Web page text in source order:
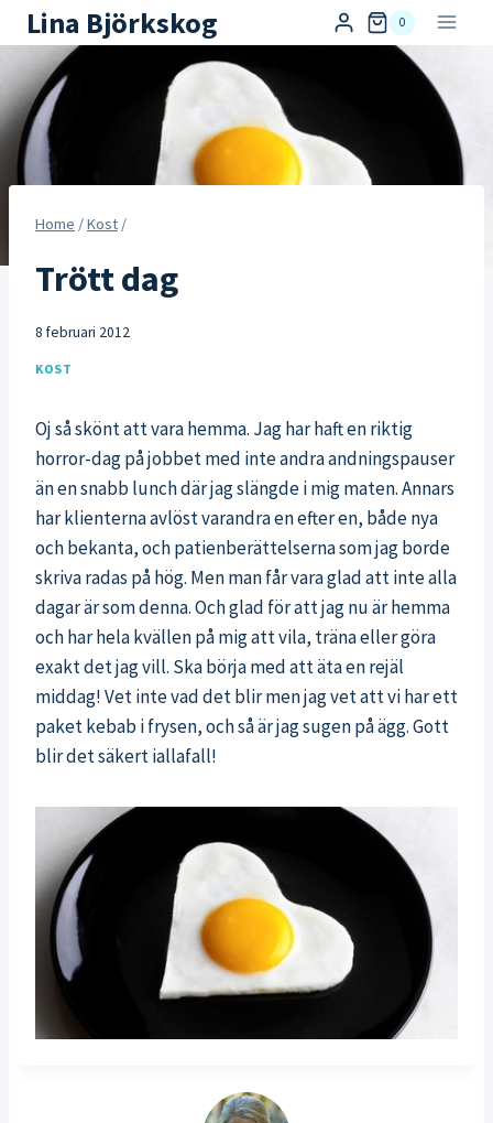
Skip
to
content
Lina Björkskog 0
Home /Kost /
Trött dag
8 februari 2012
KOST
Oj så skönt att vara hemma. Jag har haft en riktig
horror-dag på jobbet med inte andra andningspauser
än en snabb lunch där jag slängde i mig maten. Annars
har klienterna avlöst varandra en efter en, både nya
och bekanta, och patienberättelserna som jag borde
skriva radas på hög. Men man får vara glad att inte alla
dagar är som denna. Och glad för att jag nu är hemma
och har hela kvällen på mig att vila, träna eller göra
exakt det jag vill. Ska börja med att äta en rejäl
middag! Vet inte vad det blir men jag vet att vi har ett
paket kebab i frysen, och så är jag sugen på ägg. Gott
blir det säkert iallafall!